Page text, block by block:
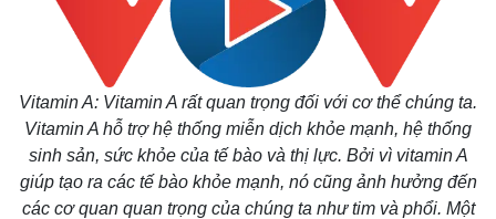
Vitamin A: Vitamin A rất quan trọng đối với cơ thể chúng ta.
Vitamin A hỗ trợ hệ thống miễn dịch khỏe mạnh, hệ thống
sinh sản, sức khỏe của tế bào và thị lực. Bởi vì vitamin A
giúp tạo ra các tế bào khỏe mạnh, nó cũng ảnh hưởng đến
các cơ quan quan trọng của chúng ta như tim và phổi. Một